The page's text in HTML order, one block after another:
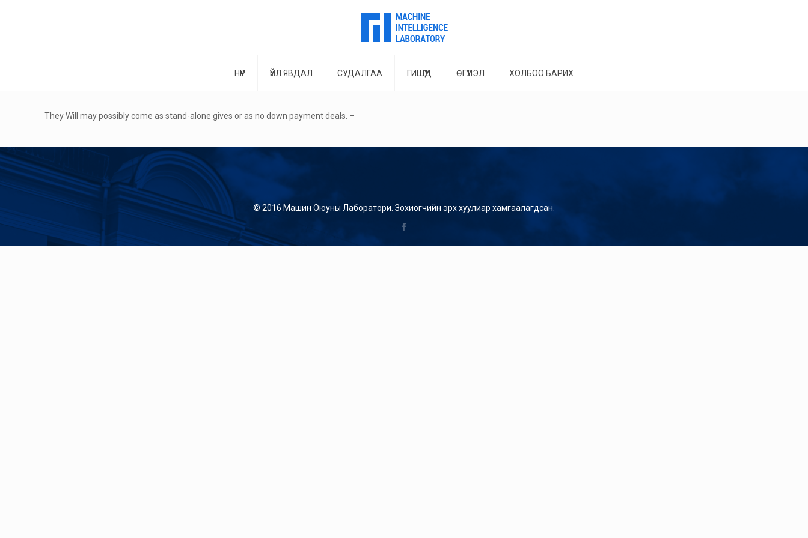
НҮҮР ҮЙЛ ЯВДАЛ СУДАЛГАА ГИШҮҮД ӨГҮҮЛЭЛ ХОЛБОО БАРИХ
They Will may possibly come as stand-alone gives or as no down payment deals. –
© 2016 Машин Оюуны Лаборатори. Зохиогчийн эрх хуулиар хамгаалагдсан.